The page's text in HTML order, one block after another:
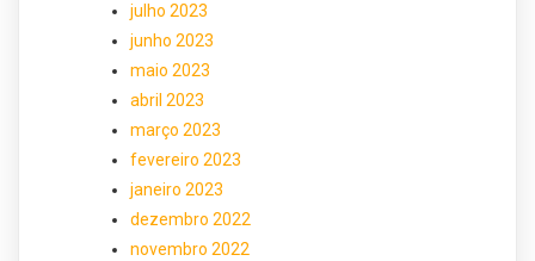
julho 2023
junho 2023
maio 2023
abril 2023
março 2023
fevereiro 2023
janeiro 2023
dezembro 2022
novembro 2022